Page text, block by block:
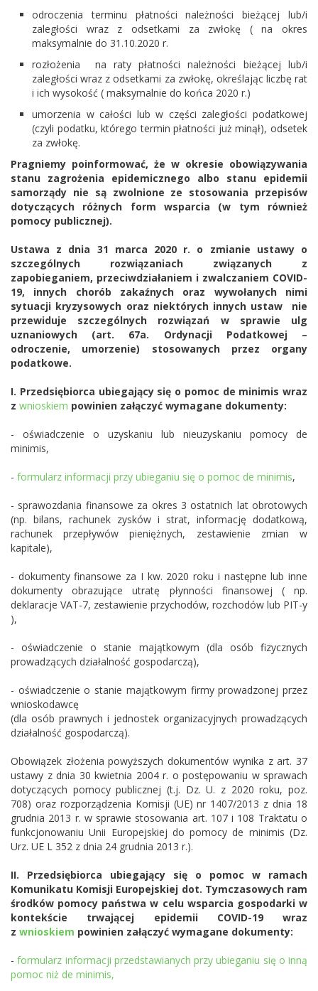
odroczenia terminu płatności należności bieżącej lub/i
zaległości wraz z odsetkami za zwłokę ( na okres
maksymalnie do 31.10.2020 r.
rozłożenia na raty płatności należności bieżącej lub/i
zaległości wraz z odsetkami za zwłokę, określając liczbę rat
i ich wysokość ( maksymalnie do końca 2020 r.)
umorzenia w całości lub w części zaległości podatkowej
(czyli podatku, którego termin płatności już minął), odsetek
za zwłokę.
Pragniemy poinformować, że w okresie obowiązywania
stanu zagrożenia epidemicznego albo stanu epidemii
samorządy nie są zwolnione ze stosowania przepisów
dotyczących różnych form wsparcia (w tym również
pomocy publicznej).
Ustawa z dnia 31 marca 2020 r. o zmianie ustawy o
szczególnych rozwiązaniach związanych z
zapobieganiem, przeciwdziałaniem i zwalczaniem COVID-
19, innych chorób zakaźnych oraz wywołanych nimi
sytuacji kryzysowych oraz niektórych innych ustaw nie
przewiduje szczególnych rozwiązań w sprawie ulg
uznaniowych (art. 67a. Ordynacji Podatkowej –
odroczenie, umorzenie) stosowanych przez organy
podatkowe.
I. Przedsiębiorca ubiegający się o pomoc de minimis wraz
z wnioskiem powinien załączyć wymagane dokumenty:
- oświadczenie o uzyskaniu lub nieuzyskaniu pomocy de
minimis,
- formularz informacji przy ubieganiu się o pomoc de minimis,
- sprawozdania finansowe za okres 3 ostatnich lat obrotowych
(np. bilans, rachunek zysków i strat, informację dodatkową,
rachunek przepływów pieniężnych, zestawienie zmian w
kapitale),
- dokumenty finansowe za I kw. 2020 roku i następne lub inne
dokumenty obrazujące utratę płynności finansowej ( np.
deklaracje VAT-7, zestawienie przychodów, rozchodów lub PIT-y
),
- oświadczenie o stanie majątkowym (dla osób fizycznych
prowadzących działalność gospodarczą),
- oświadczenie o stanie majątkowym firmy prowadzonej przez
wnioskodawcę
(dla osób prawnych i jednostek organizacyjnych prowadzących
działalność gospodarczą).
Obowiązek złożenia powyższych dokumentów wynika z art. 37
ustawy z dnia 30 kwietnia 2004 r. o postępowaniu w sprawach
dotyczących pomocy publicznej (t.j. Dz. U. z 2020 roku, poz.
708) oraz rozporządzenia Komisji (UE) nr 1407/2013 z dnia 18
grudnia 2013 r. w sprawie stosowania art. 107 i 108 Traktatu o
funkcjonowaniu Unii Europejskiej do pomocy de minimis (Dz.
Urz. UE L 352 z dnia 24 grudnia 2013 r.).
II. Przedsiębiorca ubiegający się o pomoc w ramach
Komunikatu Komisji Europejskiej dot. Tymczasowych ram
środków pomocy państwa w celu wsparcia gospodarki w
kontekście trwającej epidemii COVID-19 wraz
z wnioskiem powinien załączyć wymagane dokumenty:
-formularz informacji przedstawianych przy ubieganiu się o inną
pomoc niż de minimis,